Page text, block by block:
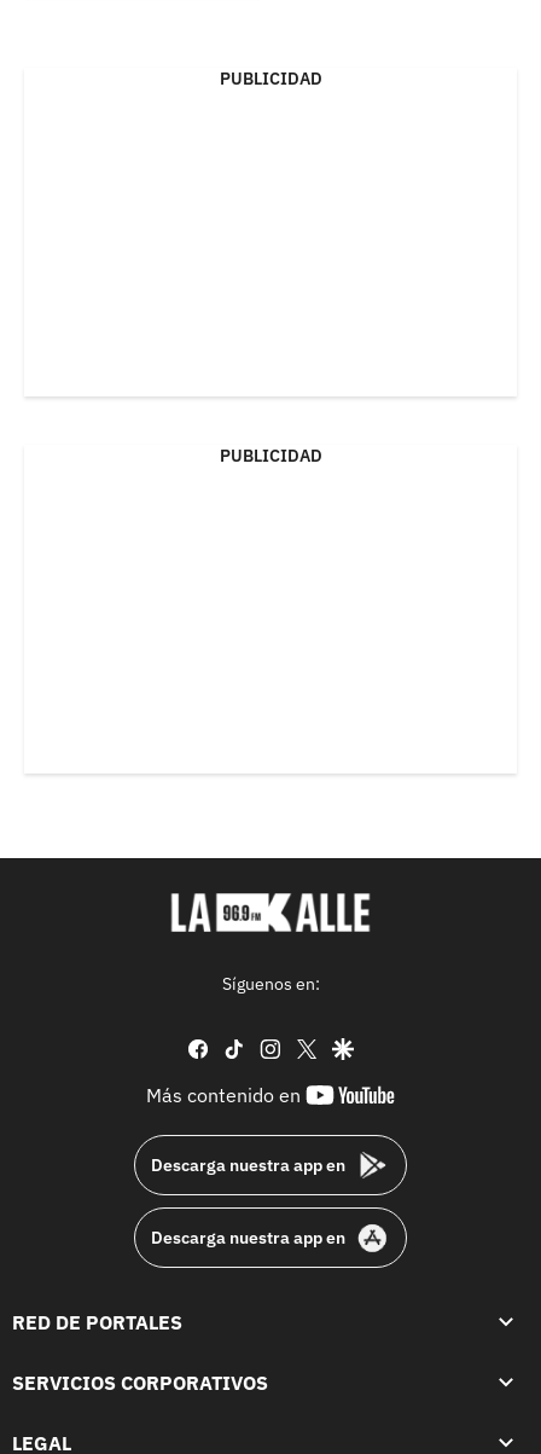
PUBLICIDAD
PUBLICIDAD
Síguenos en:
facebook
tiktok instagram
twittergoogle
Más contenido en
youtube-
Descarga nuestra app en
Descarga nuestra app en
RED DE PORTALES
SERVICIOS CORPORATIVOS
LEGAL